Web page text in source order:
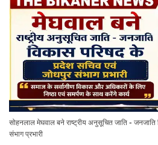
सोहनलाल मेघवाल बने राष्ट्रीय अनुसूचित जाति -
संभाग प्रभारी